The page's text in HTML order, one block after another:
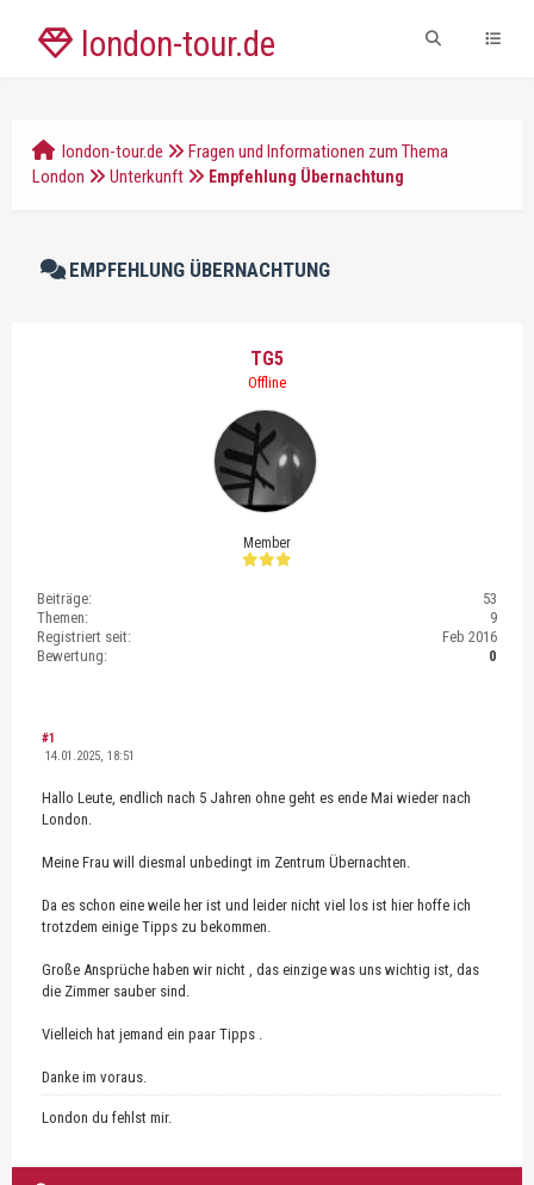
london-tour.de
london-tour.de
Fragen und Informationen zum Thema
London
Unterkunft Empfehlung Übernachtung
EMPFEHLUNG ÜBERNACHTUNG
TG5
Offline
Member
Beiträge:
53
Themen:
9
Registriert seit:
Feb 2016
Bewertung:
0
#1
14.01.2025, 18:51
Hallo Leute, endlich nach 5 Jahren ohne geht es ende Mai wieder nach
London.
Meine Frau will diesmal unbedingt im Zentrum Übernachten.
Da es schon eine weile her ist und leider nicht viel los ist hier hoffe ich
trotzdem einige Tipps zu bekommen.
Große Ansprüche haben wir nicht , das einzige was uns wichtig ist, das
die Zimmer sauber sind.
Vielleich hat jemand ein paar Tipps .
Danke im voraus.
London du fehlst mir.